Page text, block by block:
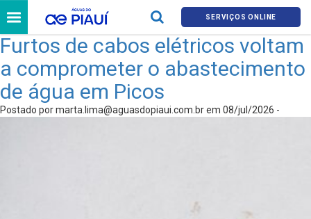
SERVIÇOS ONLINE
Furtos de cabos elétricos voltam
a comprometer o abastecimento
de água em Picos
Postado pormarta.lima@aguasdopiaui.com.brem 08/jul/2026 -